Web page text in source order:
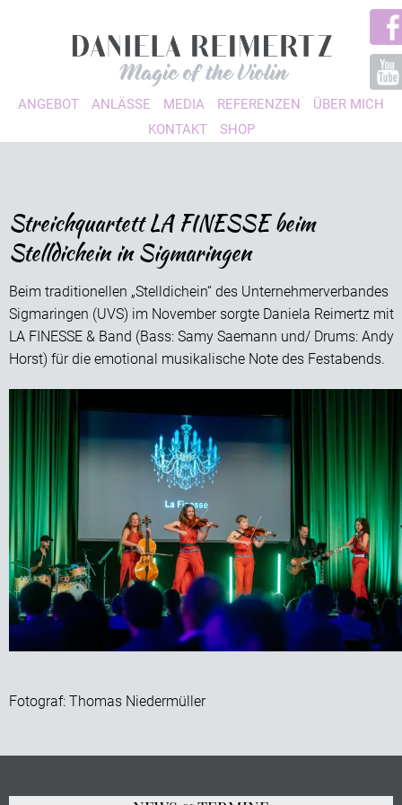
ANGEBOT ANLÄSSE MEDIA REFERENZEN
ÜBER MICH
KONTAKT
SHOP
Streichquartett LA FINESSE beim
Stelldichein in Sigmaringen
Beim traditionellen „Stelldichein“ des Unternehmerverbandes
Sigmaringen (UVS) im November sorgte Daniela Reimertz mit
LA FINESSE & Band (Bass: Samy Saemann und/ Drums: Andy
Horst) für die emotional musikalische Note des Festabends.
Fotograf: Thomas Niedermüller